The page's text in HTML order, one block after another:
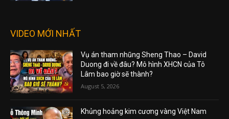
VIDEO MỚI NHẤT
Vụ án tham nhũng Sheng Thao – David
Duong đi về đâu? Mô hình XHCN của Tô
Lâm bao giờ sẽ thành?
August 5, 2026
Khủng hoảng kim cương vàng Việt Nam